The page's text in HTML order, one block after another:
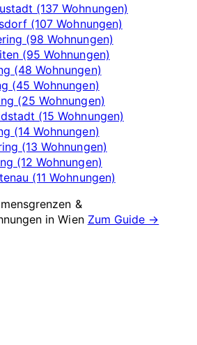
(137 Wohnungen)
(107 Wohnungen)
(98 Wohnungen)
(95 Wohnungen)
(48 Wohnungen)
(45 Wohnungen)
(25 Wohnungen)
(15 Wohnungen)
(14 Wohnungen)
(13 Wohnungen)
(12 Wohnungen)
(11 Wohnungen)
&
inWien Zum Guide →